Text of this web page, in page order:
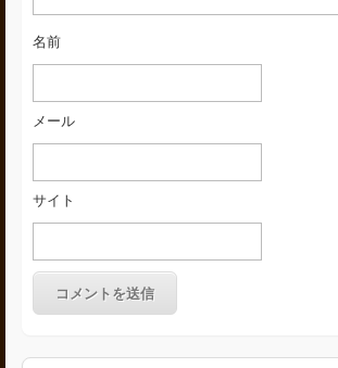
名前
メール
サイト